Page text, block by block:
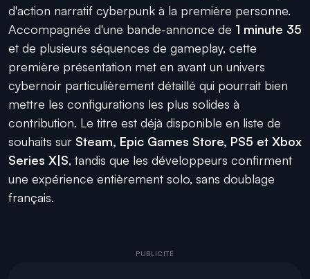
d'action narratif cyberpunk à la première personne.
Accompagnée d'une bande-annonce de 1 minute 35
et de plusieurs séquences de gameplay, cette
première présentation met en avant un univers
cybernoir particulièrement détaillé qui pourrait bien
mettre les configurations les plus solides à
contribution. Le titre est déjà disponible en liste de
souhaits sur Steam, Epic Games Store, PS5 et Xbox
Series X|S, tandis que les développeurs confirment
une expérience entièrement solo, sans doublage
français.